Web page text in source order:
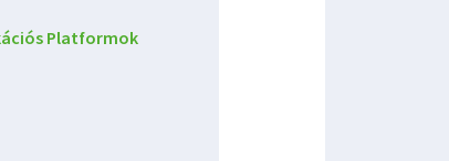
Platformok